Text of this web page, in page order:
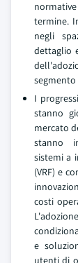
termine.
negli
dettaglio
I
stanno
mercato
stanno
sistemi a
(VRF) e
costi
e
utenti di